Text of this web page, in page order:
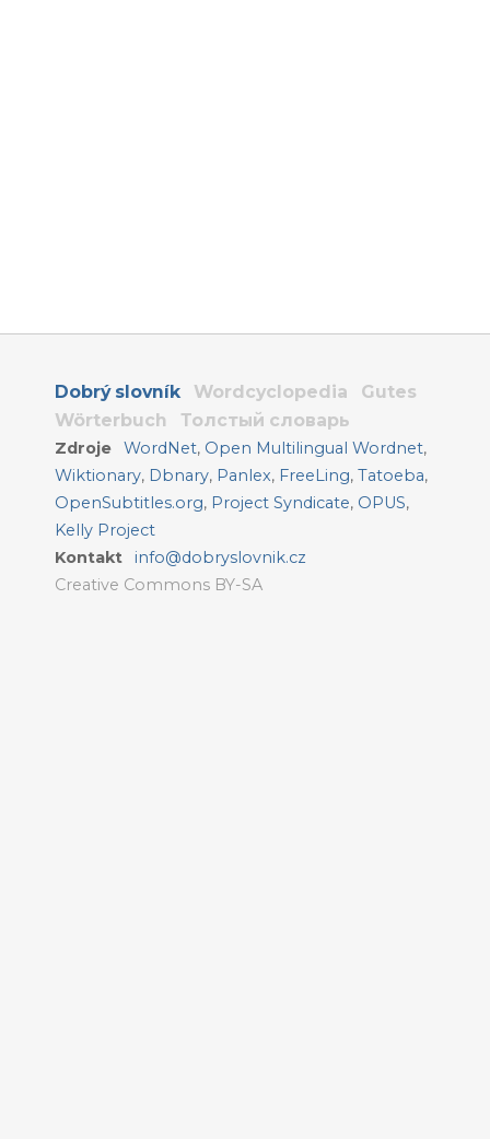
Dobrý slovník Wordcyclopedia
Gutes
Wörterbuch
Толстый словарь
Zdroje WordNet, Open Multilingual Wordnet,
Wiktionary, Dbnary, Panlex, FreeLing, Tatoeba,
OpenSubtitles.org, Project Syndicate, OPUS,
Kelly Project
Kontakt
info@dobryslovnik.cz
Creative Commons BY-SA